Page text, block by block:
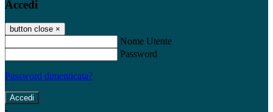
Accedi
button close ×
Nome Utente
Password
Password dimenticata?
-